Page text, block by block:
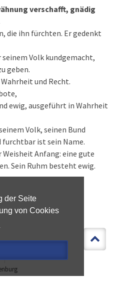
der Seite
von Cookies
verschafft, gnädig
die ihn fürchten. Er gedenkt
Volk kundgemacht,
geben.
und Recht.
ewig, ausgeführt in Wahrheit
Volk, seinen Bund
ist sein Name.
Weisheit Anfang: eine gute
Sein Ruhm besteht ewig.